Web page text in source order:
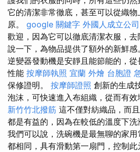
它的清潔非常徹底，甚至可以從織
原。 google 關鍵字 外國人成立公司
歡迎，因為它可以徹底清潔衣服，
說一下，為物品提供了額外的新鮮感
逆變器發動機是安靜且能節能的，
性能 按摩師執照 宜蘭 外燴 台胞證
保修證明。 按摩師證照 創新的生成
泡沫，可快速進入布組織，從而有效
新竹竹北撥筋 這不僅對紡織品，而
都是有益的，因為在較低的溫度下洗
我們可以說，洗碗機是最無聊的家
都相同，具有滑動第一扇門，控制